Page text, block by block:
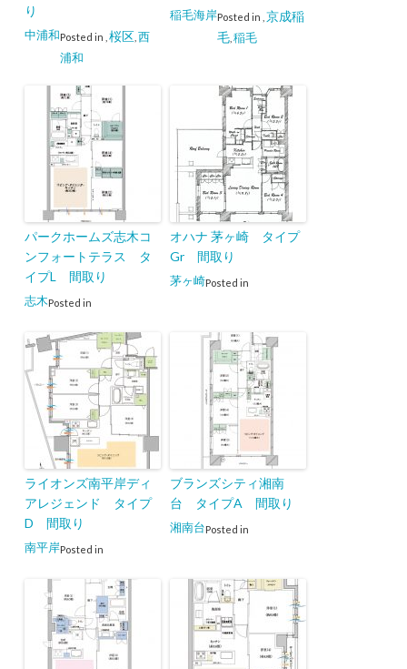
り
Posted in
中浦和 桜区 西
浦和
Posted in
稲毛海岸
京成稲
毛, 稲毛
パークホームズ志木コ
ンフォートテラス タ
イプL 間取り
Posted in
志木
オハナ 茅ヶ崎 タイプ
Gr 間取り
Posted in
茅ヶ崎
ライオンズ南平岸ディ
アレジェンド タイプ
D 間取り
Posted in
南平岸
ブランズシティ湘南
台 タイプA 間取り
Posted in
湘南台